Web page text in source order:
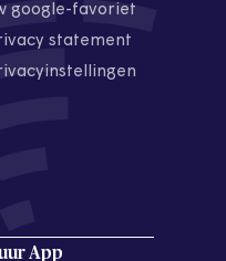
google-favoriet
statement
App